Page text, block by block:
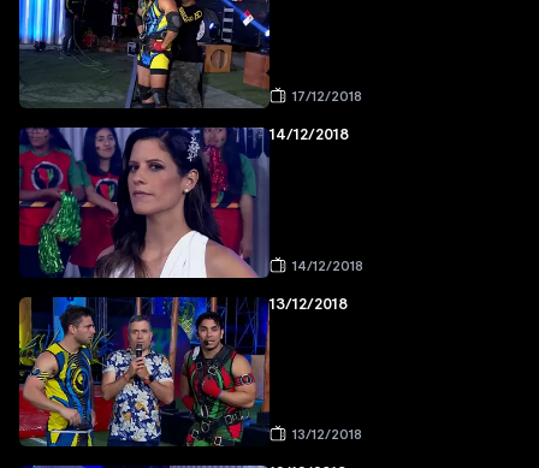
17/12/2018
14/12/2018
14/12/2018
13/12/2018
13/12/2018